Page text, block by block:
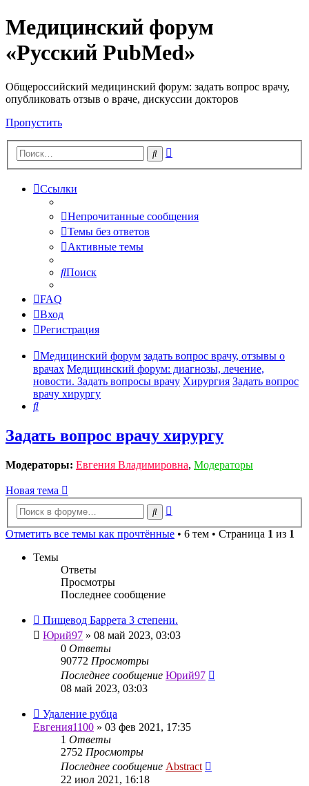
Медицинский форум
«Русский PubMed»
Общероссийский медицинский форум: задать вопрос врачу,
опубликовать отзыв о враче, дискуссии докторов
Пропустить
Поиск
Ссылки
Непрочитанные сообщения
Темы без ответов
Активные темы
Поиск
FAQ
Вход
Регистрация
Медицинский форум задать вопрос врачу, отзывы о
врачах Медицинский форум: диагнозы, лечение,
новости. Задать вопросы врачу Хирургия Задать вопрос
врачу хирургу
Поиск
Задать вопрос врачу хирургу
Модераторы: Евгения Владимировна, Модераторы
Новая тема
Поиск
Отметить все темы как прочтённые • 6 тем • Страница 1 из 1
Темы
Ответы
Просмотры
Последнее сообщение
Пищевод Баррета 3 степени.
Юрий97 » 08 май 2023, 03:03
0 Ответы
90772 Просмотры
Последнее сообщение Юрий97
08 май 2023, 03:03
Удаление рубца
Евгения1100 » 03 фев 2021, 17:35
1 Ответы
2752 Просмотры
Последнее сообщение Abstract
22 июл 2021, 16:18